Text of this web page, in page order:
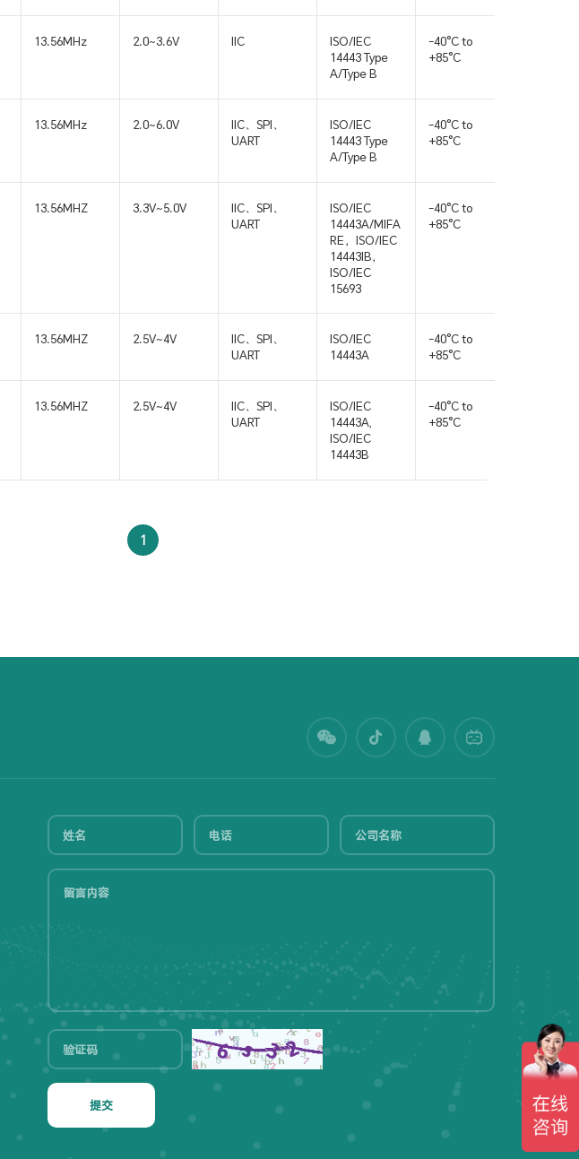
13.56MHz 2.0~3.6V IIC
ISO/IEC
14443 Type
A/Type B
-40°C to
+85°C
13.56MHz 2.0~6.0V
IIC、SPI、
UART
ISO/IEC
14443 Type
A/Type B
-40°C to
+85°C
13.56MHZ 3.3V~5.0V
IIC、SPI、
UART
ISO/IEC
14443A/MIFA
RE，ISO/IEC
14443IB，
ISO/IEC
15693
-40°C to
+85°C
13.56MHZ 2.5V~4V
IIC、SPI、
UART
ISO/IEC
14443A
-40°C to
+85°C
13.56MHZ 2.5V~4V
IIC、SPI、
UART
ISO/IEC
14443A,
ISO/IEC
14443B
-40°C to
+85°C
1
提交